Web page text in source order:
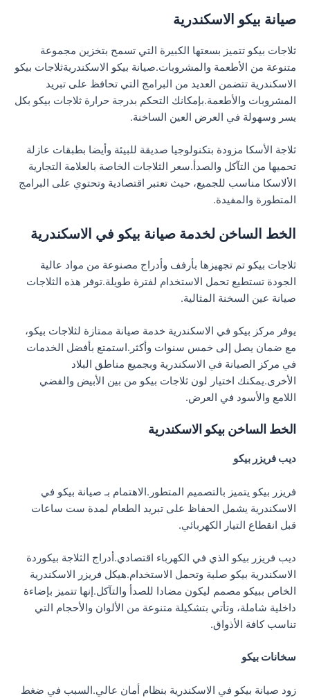
صيانة بيكو الاسكندرية
ثلاجات بيكو تتميز بسعتها الكبيرة التي تسمح بتخزين مجموعة
متنوعة من الأطعمة والمشروبات.صيانة بيكو الاسكندريةثلاجات بيكو
الاسكندرية تتضمن العديد من البرامج التي تحافظ على تبريد
المشروبات والأطعمة.بإمكانك التحكم بدرجة حرارة ثلاجات بيكو بكل
يسر وسهولة في العرض العين الساخنة.
ثلاجة الأسكا مزودة بتكنولوجيا صديقة للبيئة وأيضا بطبقات عازلة
تحميها من التآكل والصدأ.سعر الثلاجات الخاصة بالعلامة التجارية
الألاسكا مناسب للجميع، حيث تعتبر اقتصادية وتحتوي على البرامج
المتطورة والمفيدة.
الخط الساخن لخدمة صيانة بيكو في الاسكندرية
ثلاجات بيكو تم تجهيزها بأرفف وأدراج مصنوعة من مواد عالية
الجودة تستطيع تحمل الاستخدام لفترة طويلة.توفر هذه الثلاجات
صيانة عين السخنة المثالية.
يوفر مركز بيكو في الاسكندرية خدمة صيانة ممتازة لثلاجات بيكو،
مع ضمان يصل إلى خمس سنوات وأكثر.استمتع بأفضل الخدمات
في مركز الصيانة في الاسكندرية وبجميع مناطق البلاد
الأخرى.يمكنك اختيار لون ثلاجات بيكو من بين الأبيض والفضي
اللامع والأسود في العرض.
الخط الساخن بيكو الاسكندرية
ديب فريزر بيكو
فريزر بيكو يتميز بالتصميم المتطور.الاهتمام بـ صيانة بيكو في
الاسكندرية يشمل الحفاظ على تبريد الطعام لمدة ست ساعات
قبل انقطاع التيار الكهربائي.
ديب فريزر بيكو الذي في الكهرباء اقتصادي.أدراج الثلاجة بيكوردة
الاسكندرية بيكو صلبة وتحمل الاستخدام.هيكل فريزر الاسكندرية
الخاص ببيكو مصمم ليكون مضادا للصدأ والتآكل.إنها تتميز بإضاءة
داخلية شاملة، وتأتي بتشكيلة متنوعة من الألوان والأحجام التي
تناسب كافة الأذواق.
سخانات بيكو
زود صيانة بيكو في الاسكندرية بنظام أمان عالي.السبب في ضغط